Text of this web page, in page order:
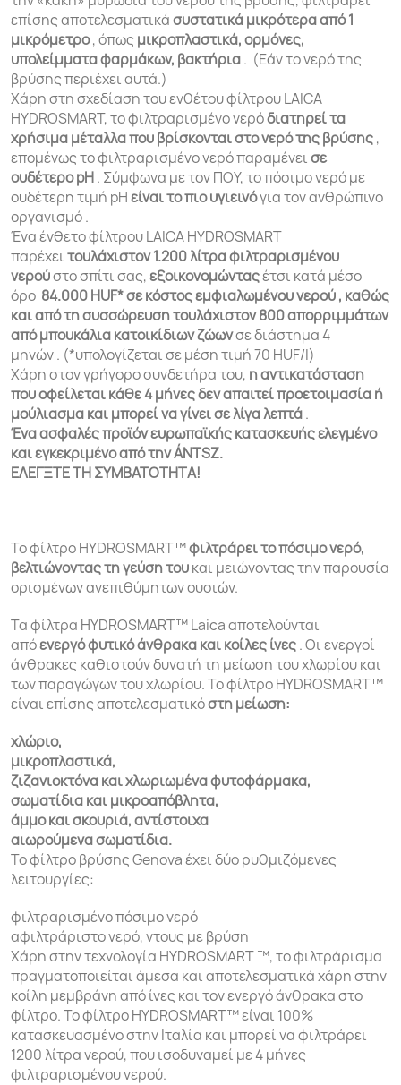
επίσης αποτελεσματικάσυστατικά μικρότερα από 1
μικρόμετρο, όπως μικροπλαστικά, ορμόνες,
υπολείμματα φαρμάκων, βακτήρια. (Εάν το νερό της
βρύσης περιέχει αυτά.)
Χάρη στη σχεδίαση του ενθέτου φίλτρου LAICA
HYDROSMART, το φιλτραρισμένο νερόδιατηρεί τα
χρήσιμα μέταλλα που βρίσκονται στο νερό της βρύσης,
επομένως το φιλτραρισμένο νερό παραμένεισε
ουδέτερο pH. Σύμφωνα με τον ΠΟΥ, το πόσιμο νερό με
ουδέτερη τιμή pHείναι το πιο υγιεινόγια τον ανθρώπινο
οργανισμό .
Ένα ένθετο φίλτρου LAICA HYDROSMART
παρέχειτουλάχιστον 1.200 λίτρα φιλτραρισμένου
νερούστο σπίτι σας,εξοικονομώνταςέτσι κατά μέσο
όρο 84.000 HUF* σε κόστος εμφιαλωμένου νερού , καθώς
καιαπό τη συσσώρευση τουλάχιστον 800 απορριμμάτων
από μπουκάλια κατοικίδιων ζώωνσε διάστημα 4
μηνών . (*υπολογίζεται σε μέση τιμή 70 HUF/l)
Χάρη στον γρήγορο συνδετήρα του, η αντικατάσταση
που οφείλεται κάθε 4 μήνες δεν απαιτεί προετοιμασία ή
μούλιασμα και μπορεί να γίνει σε λίγα λεπτά.
Ένα ασφαλές προϊόν ευρωπαϊκής κατασκευής ελεγμένο
και εγκεκριμένο από την ÁNTSZ.
ΕΛΕΓΞΤΕ ΤΗ ΣΥΜΒΑΤΟΤΗΤΑ!
Το φίλτρο HYDROSMART™φιλτράρει το πόσιμο νερό,
βελτιώνοντας τη γεύση τουκαι μειώνοντας την παρουσία
ορισμένων ανεπιθύμητων ουσιών.
Τα φίλτρα HYDROSMART™ Laica αποτελούνται
απόενεργό φυτικό άνθρακα και κοίλες ίνες. Οι ενεργοί
άνθρακες καθιστούν δυνατή τη μείωση του χλωρίου και
των παραγώγων του χλωρίου. Το φίλτρο HYDROSMART™
είναι επίσης αποτελεσματικόστη μείωση:
χλώριο,
μικροπλαστικά,
ζιζανιοκτόνα και χλωριωμένα φυτοφάρμακα,
σωματίδια και μικροαπόβλητα,
άμμο και σκουριά, αντίστοιχα
αιωρούμενα σωματίδια.
Το φίλτρο βρύσης Genova έχει δύο ρυθμιζόμενες
λειτουργίες:
φιλτραρισμένο πόσιμο νερό
αφιλτράριστο νερό, ντους με βρύση
Χάρη στην τεχνολογία HYDROSMART ™, το φιλτράρισμα
πραγματοποιείται άμεσα και αποτελεσματικά χάρη στην
κοίλη μεμβράνη από ίνες και τον ενεργό άνθρακα στο
φίλτρο. Το φίλτρο HYDROSMART™ είναι 100%
κατασκευασμένο στην Ιταλία και μπορεί να φιλτράρει
1200 λίτρα νερού, που ισοδυναμεί με 4 μήνες
φιλτραρισμένου νερού.